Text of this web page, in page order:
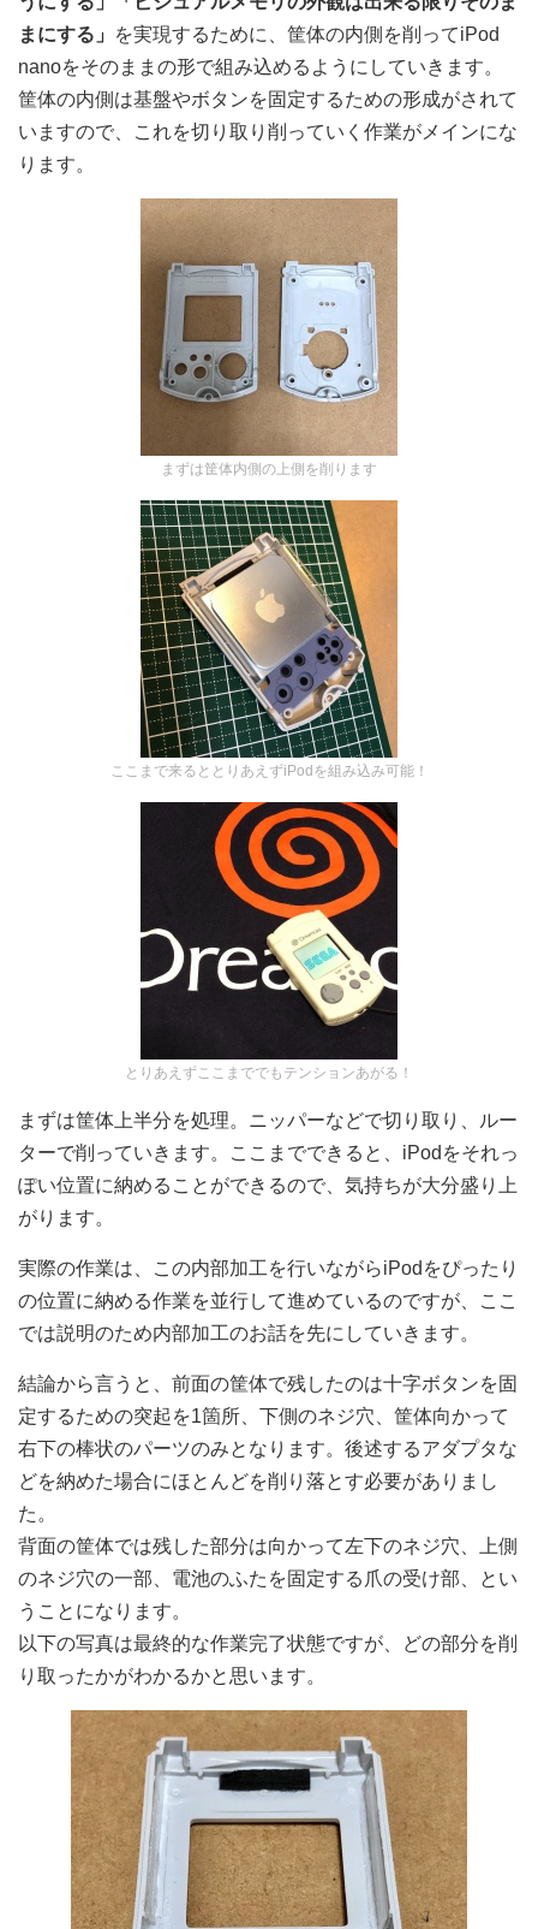
まにする」
を実現するために、筐体の内側を削ってiPod
nanoをそのままの形で組み込めるようにしていきます。
筐体の内側は基盤やボタンを固定するための形成がされて
いますので、これを切り取り削っていく作業がメインにな
ります。
まずは筐体内側の上側を削ります
ここまで来るととりあえずiPodを組み込み可能！
とりあえずここまででもテンションあがる！
まずは筐体上半分を処理。ニッパーなどで切り取り、ルー
ターで削っていきます。ここまでできると、iPodをそれっ
ぽい位置に納めることができるので、気持ちが大分盛り上
がります。
実際の作業は、この内部加工を行いながらiPodをぴったり
の位置に納める作業を並行して進めているのですが、ここ
では説明のため内部加工のお話を先にしていきます。
結論から言うと、前面の筐体で残したのは十字ボタンを固
定するための突起を1箇所、下側のネジ穴、筐体向かって
右下の棒状のパーツのみとなります。後述するアダプタな
どを納めた場合にほとんどを削り落とす必要がありまし
た。
背面の筐体では残した部分は向かって左下のネジ穴、上側
のネジ穴の一部、電池のふたを固定する爪の受け部、とい
うことになります。
以下の写真は最終的な作業完了状態ですが、どの部分を削
り取ったかがわかるかと思います。